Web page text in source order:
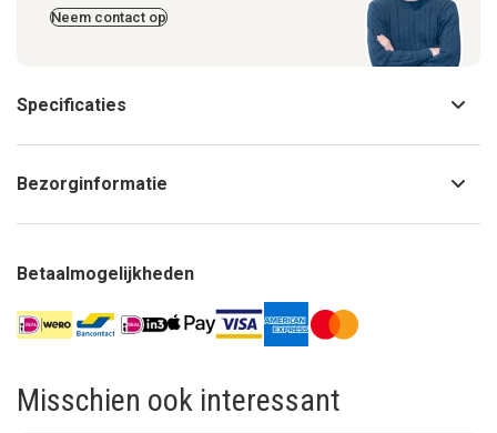
Neem contact op
Specificaties
Bezorginformatie
Betaalmogelijkheden
Misschien ook interessant